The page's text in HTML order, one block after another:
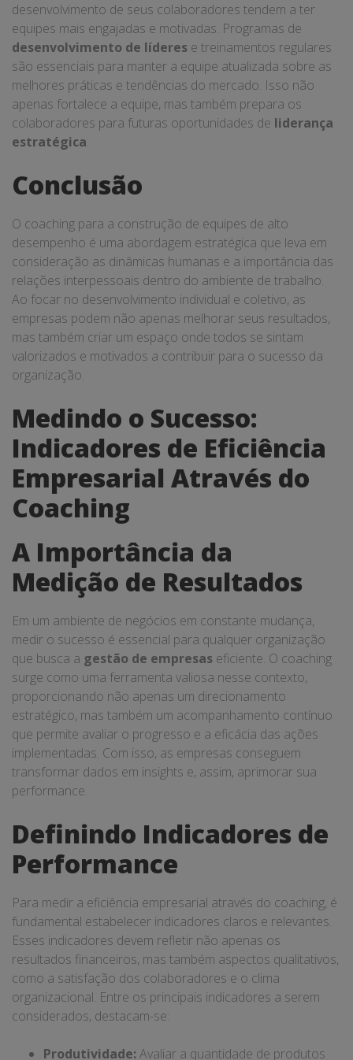
desenvolvimento de seus colaboradores tendem a ter
equipes mais engajadas e motivadas. Programas de
desenvolvimento de líderes e treinamentos regulares
são essenciais para manter a equipe atualizada sobre as
melhores práticas e tendências do mercado. Isso não
apenas fortalece a equipe, mas também prepara os
colaboradores para futuras oportunidades de liderança
estratégica.
Conclusão
O coaching para a construção de equipes de alto
desempenho é uma abordagem estratégica que leva em
consideração as dinâmicas humanas e a importância das
relações interpessoais dentro do ambiente de trabalho.
Ao focar no desenvolvimento individual e coletivo, as
empresas podem não apenas melhorar seus resultados,
mas também criar um espaço onde todos se sintam
valorizados e motivados a contribuir para o sucesso da
organização.
Medindo o Sucesso:
Indicadores de Eficiência
Empresarial Através do
Coaching
A Importância da
Medição de Resultados
Em um ambiente de negócios em constante mudança,
medir o sucesso é essencial para qualquer organização
que busca a gestão de empresas eficiente. O coaching
surge como uma ferramenta valiosa nesse contexto,
proporcionando não apenas um direcionamento
estratégico, mas também um acompanhamento contínuo
que permite avaliar o progresso e a eficácia das ações
implementadas. Com isso, as empresas conseguem
transformar dados em insights e, assim, aprimorar sua
performance.
Definindo Indicadores de
Performance
Para medir a eficiência empresarial através do coaching, é
fundamental estabelecer indicadores claros e relevantes.
Esses indicadores devem refletir não apenas os
resultados financeiros, mas também aspectos qualitativos,
como a satisfação dos colaboradores e o clima
organizacional. Entre os principais indicadores a serem
considerados, destacam-se:
Produtividade: Avaliar a quantidade de produtos